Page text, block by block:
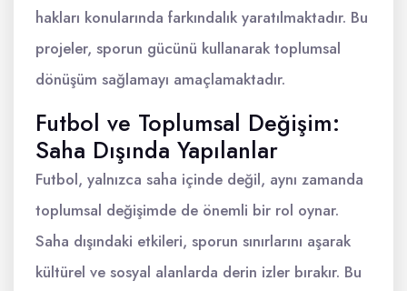
hakları konularında farkındalık yaratılmaktadır. Bu
projeler, sporun gücünü kullanarak toplumsal
dönüşüm sağlamayı amaçlamaktadır.
Futbol ve Toplumsal Değişim:
Saha Dışında Yapılanlar
Futbol, yalnızca saha içinde değil, aynı zamanda
toplumsal değişimde de önemli bir rol oynar.
Saha dışındaki etkileri, sporun sınırlarını aşarak
kültürel ve sosyal alanlarda derin izler bırakır. Bu